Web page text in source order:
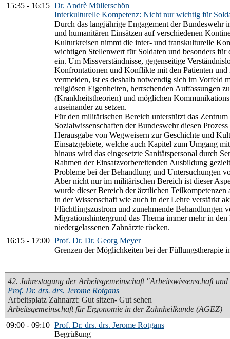
15:35 - 16:15 Dr. Andrè Müllerschön
Interkulturelle Kompetenz: Nicht nur wichtig für
Durch das langjährige Engagement der Bundeswehr
und humanitären Einsätzen auf verschiedenen
Kulturkreisen nimmt die inter- und transkulturelle
wichtigen Stellenwert für Soldaten und besonders für
ein. Um Missverständnisse, gegenseitige
Konfrontationen und Konflikte mit den Patienten und
vermeiden, ist es deshalb notwendig sich im Vorfeld
religiösen Eigenheiten, herrschenden Auffassungen
(Krankheitstheorien) und möglichen
auseinander zu setzen.
Für den militärischen Bereich unterstützt das
Sozialwissenschaften der Bundeswehr diesen
Herausgabe von Wegweisern zur Geschichte und
Einsatzgebiete, welche auch Kapitel zum Umgang
hinaus wird das eingesetzte Sanitätspersonal durch
Rahmen der Einsatzvorbereitenden Ausbildung
Probleme bei der Behandlung und Untersuchungen
Aber nicht nur im militärischen Bereich ist dieser
wurde dieser Bereich der ärztlichen
in der Wissenschaft wie auch in der Lehre verstärkt
Flüchtlingszustrom und zunehmende Behandlungen
Migrationshintergrund das Thema immer mehr in
niedergelassenen Zahnärzte rücken.
16:15 - 17:00 Prof. Dr. Dr. Georg Meyer
Grenzen der Möglichkeiten bei der Füllungstherapie
42. Jahrestagung der Arbeitsgemeinschaft "Arbeitswissenschaft
Prof. Dr. drs. drs. Jerome Rotgans
Arbeitsplatz Zahnarzt: Gut sitzen- Gut sehen
Arbeitsgemeinschaft für Ergonomie in der Zahnheilkunde (AGEZ)
09:00 - 09:10 Prof. Dr. drs. drs. Jerome Rotgans
Begrüßung